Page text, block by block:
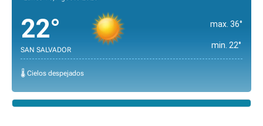
22°
SAN SALVADOR
max. 36°
min. 22°
🌡️ Cielos despejados